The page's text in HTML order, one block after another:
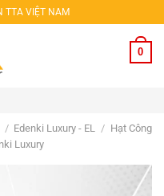
TTA VIỆT NAM
0
/ Edenki Luxury - EL / Hạt Công
Luxury